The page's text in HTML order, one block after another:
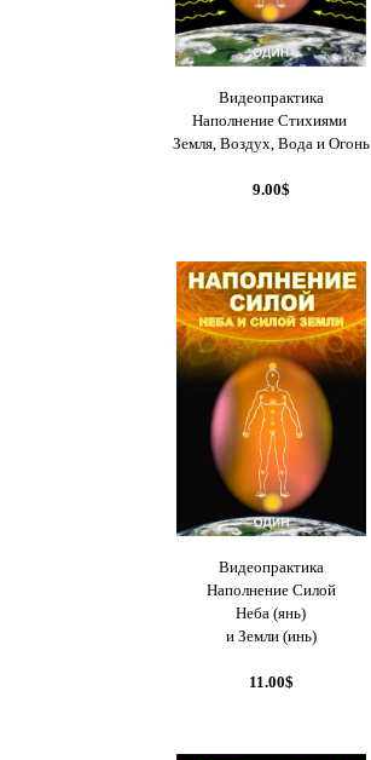
Видеопрактика
Наполнение Стихиями
Земля, Воздух, Вода и Огонь
9.00$
Видеопрактика
Наполнение Силой
Неба (янь)
и Земли (инь)
11.00$